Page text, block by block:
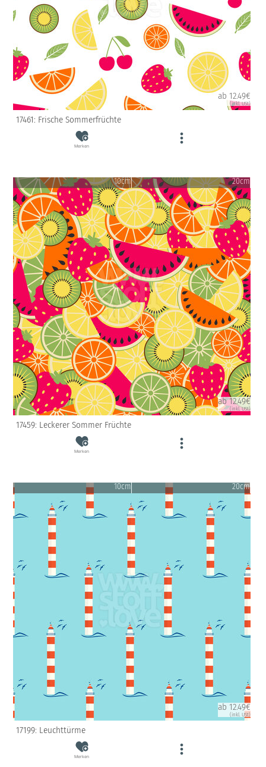
ab 12.49€
(inkl. USt)
17461: Frische Sommerfrüchte
Merken
10cm 20cm
ab 12.49€
(inkl. USt)
17459: Leckerer Sommer Früchte
Merken
10cm 20cm
ab 12.49€
(inkl. USt)
17199: Leuchttürme
Merken